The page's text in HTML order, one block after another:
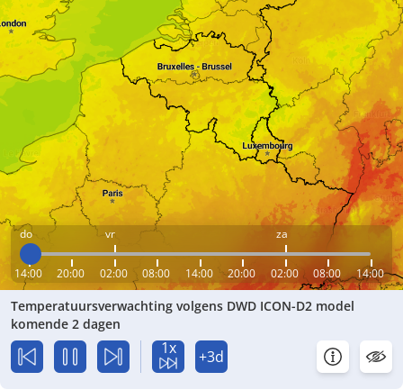
do vr za
14:00 20:00 02:00 08:00 14:00 20:00 02:00 08:00 14:00
Temperatuursverwachting volgens DWD ICON-D2 model
komende 2 dagen
1x +3d